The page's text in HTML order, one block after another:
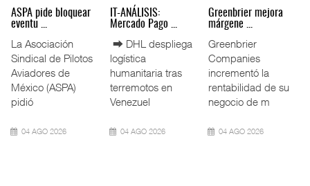
Miguel Ángel Bres
encabez ...
La Confederación
de Cámaras
Industriales
(CONCAMIN)
designó a Migu
07 AGO 2026
IT-ANÁLISIS: Puerto
Lázar ...
⮕ Canal de
Panamá reducirá
nuevamente el
calado de
Neopanamax ⮕
06 AGO 2026
La ATTRAPI licita
red de ...
La Agencia de
Trenes y
Transporte Público
Integrado
(ATTRAPI) abri
06 AGO 2026